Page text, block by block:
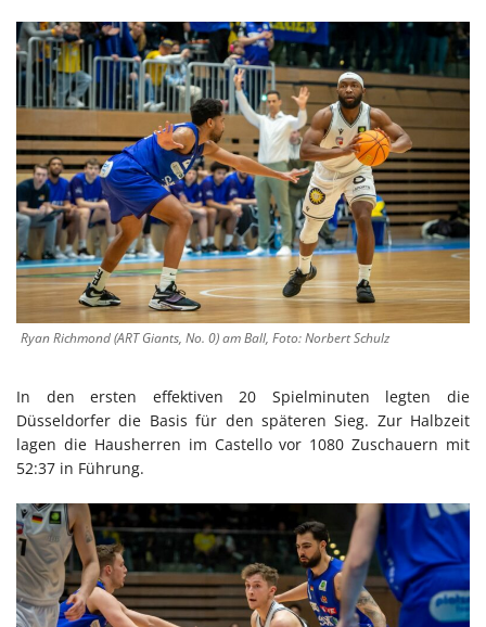
Ryan Richmond (ART Giants, No. 0) am Ball, Foto: Norbert Schulz
In den ersten effektiven 20 Spielminuten legten die
Düsseldorfer die Basis für den späteren Sieg. Zur Halbzeit
lagen die Hausherren im Castello vor 1080 Zuschauern mit
52:37 in Führung.